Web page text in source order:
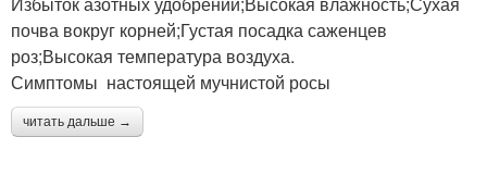
почва вокруг корней;Густая посадка саженцев
роз;Высокая температура воздуха.
Симптомы настоящей мучнистой росы
читать дальше →